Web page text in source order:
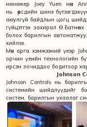
менежер Joey Yuen мөн
нь өөрсдийн шинэ
аюулгүй байдлын цогц
гүйцэтгэх захирал
болох барилгын
хийлээ.
Мөн арга хэмжээний үеэр
орчин үеийн технологийн
ирсэн зочиддоо бодитоор
Johnson
Johnson Controls нь
системийн шийдлүүдийг
систем, барилгын ухаалаг